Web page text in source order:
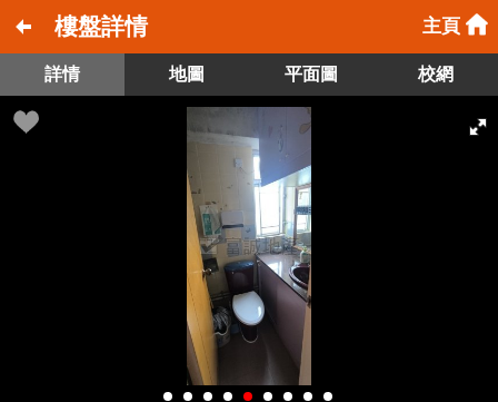
樓盤詳情 主頁
詳情 地圖 平面圖 校網